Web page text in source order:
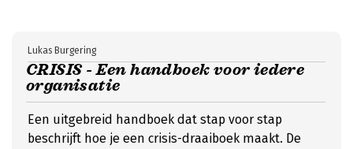
CRISIS - Een handboek voor iedere
organisatie
Lukas Burgering
Een uitgebreid handboek dat stap voor stap
beschrijft hoe je een crisis-draaiboek maakt. De